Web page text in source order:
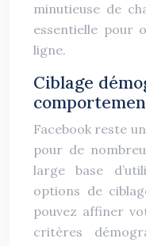
minutieuse de
essentielle pour
ligne.
Ciblage
Facebook reste
pour de
large base
options de
pouvez affiner
critères